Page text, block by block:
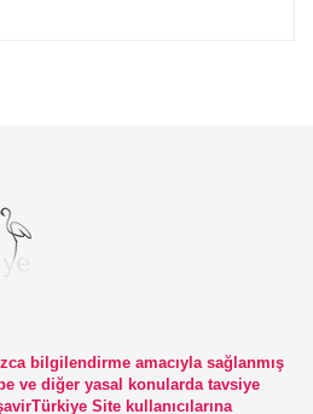
bilgilendirme amacıyla sağlanmış
ve diğer yasal konularda tavsiye
Site kullanıcılarına